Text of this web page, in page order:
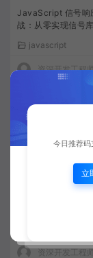
JavaScript 信号响
战：从零实现信号
javascript
资深开发工程
资深开发工程
今日推荐
立